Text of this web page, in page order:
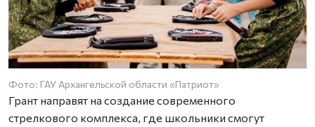
Фото: ГАУ Архангельской области «Патриот»
Грант направят на создание современного
стрелкового комплекса, где школьники смогут